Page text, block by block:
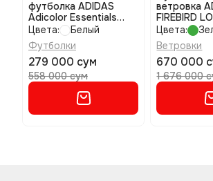
футболка ADIDAS
Adicolor Essentials
Regular размер xs
Цвета:
Белый
Футболки
279 000 сум
558 000 сум
ветровка
FIREBIRD
размер xl
Цвета:
Ветровки
670 000
1 676 000